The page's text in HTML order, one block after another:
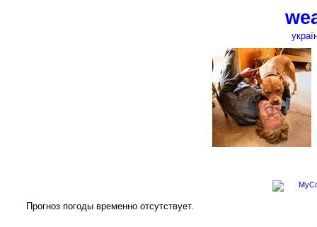
Прогноз погоды временно отсутствует.